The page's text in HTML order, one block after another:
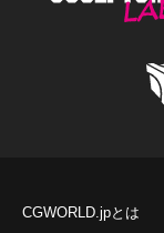
CGWORLD.jpとは